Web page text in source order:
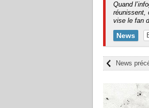
Quand
réunissent,
vise le fan
News
News